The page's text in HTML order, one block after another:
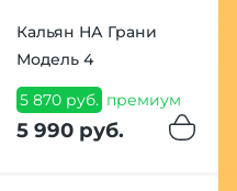
Кальян НА Грани
Модель 4
5 870 руб. премиум
5 990 руб.